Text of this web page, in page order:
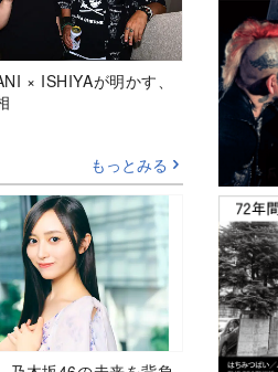
× ISHIYAが明かす、
もっとみる